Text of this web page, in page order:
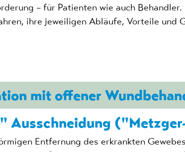
– für Patienten wie auch
ihre jeweiligen Abläufe, Vorteile und
mit offener
Ausschneidung
Entfernung des erkrankten